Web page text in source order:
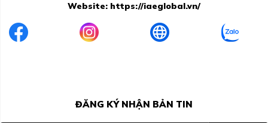
Website: https://iaeglobal.vn/
ĐĂNG KÝ NHẬN BẢN TIN